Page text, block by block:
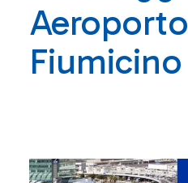
Aeroporto
Fiumicino